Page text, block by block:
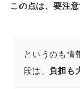
この点は、要注
というのも情
段は、負担も